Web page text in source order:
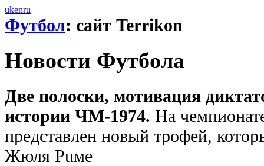
ukenru
Футбол: сайт Terrikon
Новости Футбола
Две полоски, мотивация
истории ЧМ-1974. На
представлен новый трофей,
Жюля Puме